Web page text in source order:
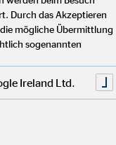
kannst du flexibel
neue Chancen.
Durch das Akzeptieren
mögliche Übermittlung
sogenannten
Ireland Ltd.